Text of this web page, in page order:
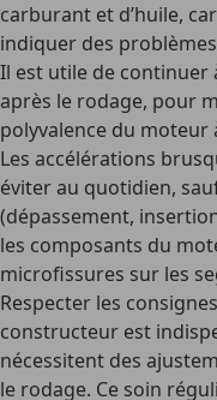
carburant et d’huile,
indiquer des
Il est utile de continuer
après le rodage, pour
polyvalence du moteur
Les accélérations
éviter au quotidien,
(dépassement,
les composants du
microfissures sur les
Respecter les
constructeur est
nécessitent des
le rodage. Ce soin